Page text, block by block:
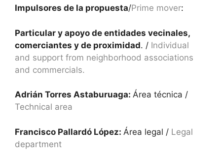
Impulsores de la propuesta/Prime mover:
Particular y apoyo de entidades vecinales,
comerciantes y de proximidad. / Individual
and support from neighborhood associations
and commercials.
Adrián Torres Astaburuaga: Área técnica /
Technical area
Francisco Pallardó López: Área legal / Legal
department